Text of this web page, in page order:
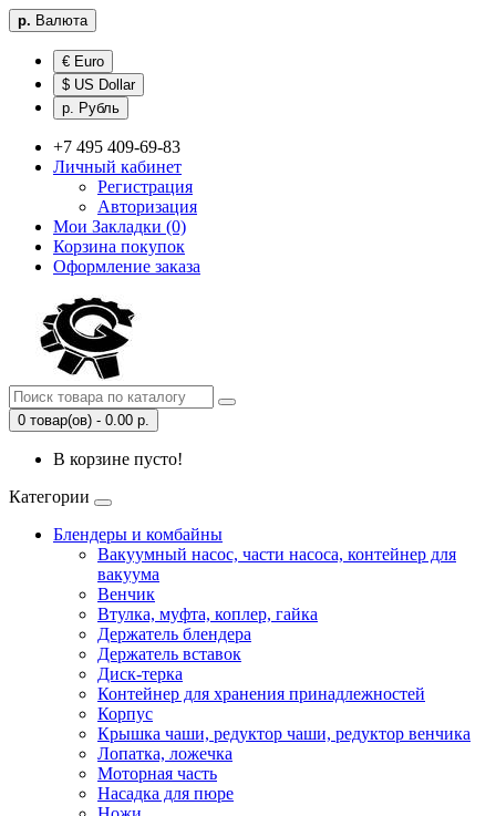
р. Валюта
€ Euro
$ US Dollar
р. Рубль
+7 495 409-69-83
Личный кабинет
Регистрация
Авторизация
Мои Закладки (0)
Корзина покупок
Оформление заказа
0 товар(ов) - 0.00 р.
В корзине пусто!
Категории
Блендеры и комбайны
Вакуумный насос, части насоса, контейнер для
вакуума
Венчик
Втулка, муфта, коплер, гайка
Держатель блендера
Держатель вставок
Диск-терка
Контейнер для хранения принадлежностей
Корпус
Крышка чаши, редуктор чаши, редуктор венчика
Лопатка, ложечка
Моторная часть
Насадка для пюре